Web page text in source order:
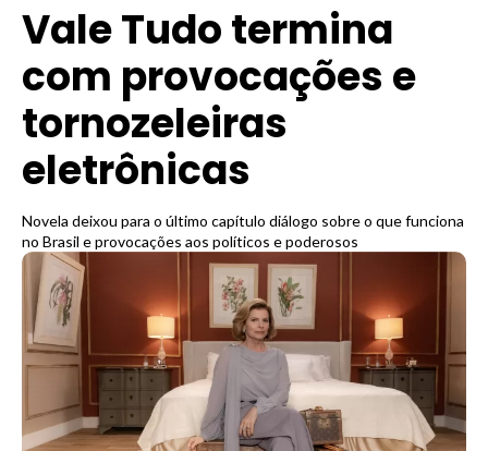
Vale Tudo termina
com provocações e
tornozeleiras
eletrônicas
Novela deixou para o último capítulo diálogo sobre o que funciona
no Brasil e provocações aos políticos e poderosos